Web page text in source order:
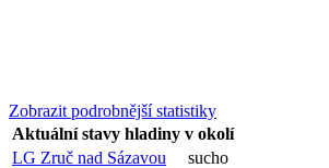
Zobrazit podrobnější statistiky
Aktuální stavy hladiny v okolí
LG Zruč nad Sázavou
sucho